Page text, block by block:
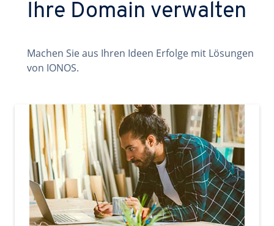
Ihre Domain verwalten
Machen Sie aus Ihren Ideen Erfolge mit Lösungen
von IONOS.